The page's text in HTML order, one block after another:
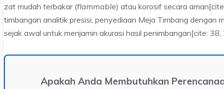
zat mudah terbakar (flammable) atau korosif secara
timbangan analitik presisi, penyediaan Meja Timbang dengan
sejak awal untuk menjamin akurasi hasil penimbangan[cite: 38,
Apakah Anda Membutuhkan